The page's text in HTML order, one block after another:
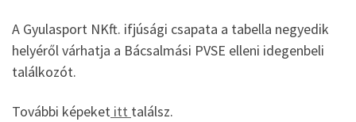
A Gyulasport NKft. ifjúsági csapata a tabella negyedik
helyéről várhatja a Bácsalmási PVSE elleni idegenbeli
találkozót.
További képeket itt találsz.